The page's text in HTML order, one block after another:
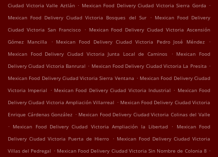
Ciudad Victoria Valle Aztlán . Mexican Food Delivery Ciudad Victoria Sierra Gorda .
Mexican Food Delivery Ciudad Victoria Bosques del Sur . Mexican Food Delivery
Ciudad Victoria San Francisco . Mexican Food Delivery Ciudad Victoria Ascensión
Gómez Mancilla
. Mexican Food Delivery Ciudad Victoria Pedro José Méndez
.
Mexican Food Delivery Ciudad Victoria Junta Local de Caminos
. Mexican Food
Delivery Ciudad Victoria Banrural . Mexican Food Delivery Ciudad Victoria La Presita .
Mexican Food Delivery Ciudad Victoria Sierra Ventana . Mexican Food Delivery Ciudad
Victoria Imperial . Mexican Food Delivery Ciudad Victoria Industrial . Mexican Food
Delivery Ciudad Victoria Ampliación Villarreal . Mexican Food Delivery Ciudad Victoria
Enrique Cárdenas González . Mexican Food Delivery Ciudad Victoria Colinas del Valle
. Mexican Food Delivery Ciudad Victoria Ampliación la Libertad .
Mexican Food
Delivery Ciudad Victoria Puerta de Hierro . Mexican Food Delivery Ciudad Victoria
Villas del Pedregal . Mexican Food Delivery Ciudad Victoria Sin Nombre de Colonia 8 .